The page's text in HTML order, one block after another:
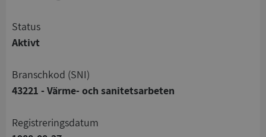
status
Aktivt
branschkod (SNI)
43221 - Värme- och sanitetsarbeten
registreringsdatum